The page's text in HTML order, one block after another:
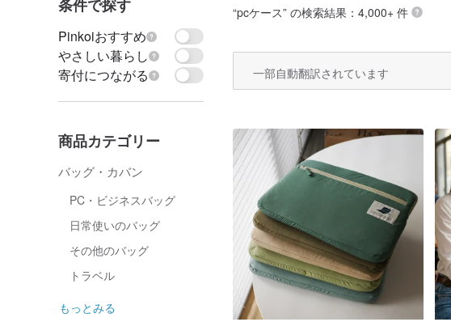
条件で探す
Pinkoiおすすめ
やさしい暮らし
寄付につながる
商品カテゴリー
バッグ・カバン
PC・ビジネスバッグ
日常使いのバッグ
その他のバッグ
トラベル
もっとみる
“pcケース” の検索結果：4,000+ 件
一部自動翻訳されています